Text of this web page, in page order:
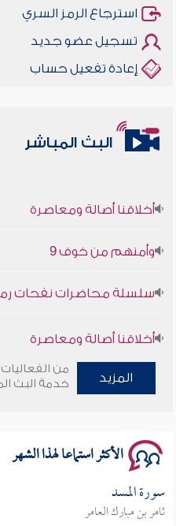
استرجاع الرمز السري
تسجيل عضو جديد
إعادة تفعيل حساب
البث المباشر
أخلاقنا أصالة ومعاصرة
وأمنهم من خوف 9
سلسلة محاضرات نفحات رمضانية
أخلاقنا أصالة ومعاصرة
وأمنهم من خوف 9
المزيد
من
خدمة البث
الأكثر استماعا لهذا الشهر
سورة المسد
ثامر بن مبارك العامر